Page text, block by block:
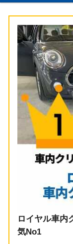
ロイヤル車内
気No1